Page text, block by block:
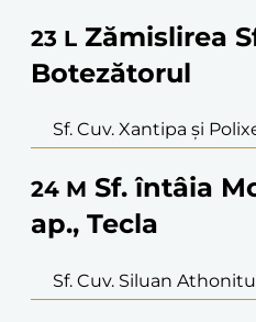
23 L Zămislirea
Botezătorul
Sf. Cuv. Xantipa și
24 M Sf. întâia
ap., Tecla
Sf. Cuv. Siluan Athonitul